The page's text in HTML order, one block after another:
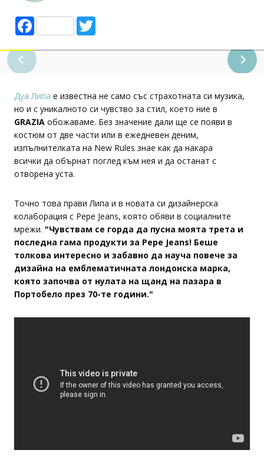
Facebook
Дуа Липа е известна не само със страхотната си музика,
но и с уникалното си чувство за стил, което ние в
GRAZIA обожаваме. Без значение дали ще се появи в
костюм от две части или в ежедневен деним,
изпълнителката на New Rules знае как да накара
всички да обърнат поглед към нея и да останат с
отворена уста.
Точно това прави Липа и в новата си дизайнерска
колаборация с Pepe Jeans, която обяви в социалните
мрежи. "Чувствам се горда да пусна моята трета и
последна гама продукти за Pepe Jeans! Беше
толкова интересно и забавно да науча повече за
дизайна на емблематичната лондонска марка,
която започва от нулата на щанд на пазара в
Портобело през 70-те години."